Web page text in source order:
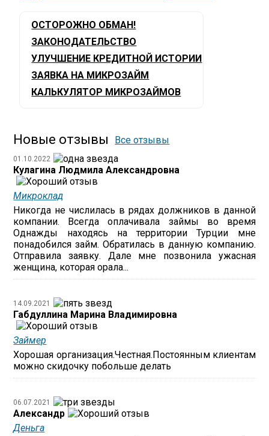
ОСТОРОЖНО ОБМАН!
ЗАКОНОДАТЕЛЬСТВО
УЛУЧШЕНИЕ КРЕДИТНОЙ ИСТОРИИ
ЗАЯВКА НА МИКРОЗАЙМ
КАЛЬКУЛЯТОР МИКРОЗАЙМОВ
Новые отзывы Все отзывы
01.10.2022
Кулагина Людмила Александровна
Микроклад
Никогда не числилась в рядах должников в данной
компании. Всегда оплачивала займы во время
Однажды находясь на территории Турции мне
понадобился займ. Обратилась в данную компанию.
Отправила заявку. Дале мне позвонила ужасная
женщина, которая орала...
14.09.2021
Габдуллина Марина Владимировна
Займер
Хорошая организация.Честная.Постоянным клиентам
можно скидочку побольше делать
06.07.2021
Александр
Деньга